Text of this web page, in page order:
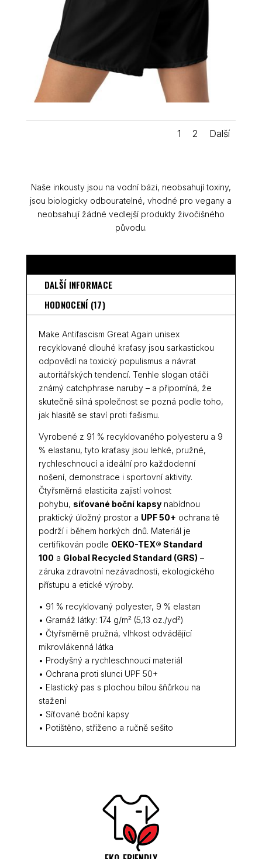
1 2 Další
Naše inkousty jsou na vodní bázi, neobsahují toxiny,
jsou biologicky odbouratelné, vhodné pro vegany a
neobsahují žádné vedlejší produkty živočišného
původu.
DALŠÍ INFORMACE
HODNOCENÍ (17)
Make Antifascism Great Again unisex
recyklované dlouhé kraťasy jsou sarkastickou
odpovědí na toxický populismus a návrat
autoritářských tendencí. Tenhle slogan otáčí
známý catchphrase naruby – a připomíná, že
skutečně silná společnost se pozná podle toho,
jak hlasitě se staví proti fašismu.
Vyrobené z 91 % recyklovaného polyesteru a 9
% elastanu, tyto kraťasy jsou lehké, pružné,
rychleschnoucí a ideální pro každodenní
nošení, demonstrace i sportovní aktivity.
Čtyřsměrná elasticita zajistí volnost
pohybu, síťované boční kapsynabídnou
praktický úložný prostor a UPF 50+ ochrana tě
podrží i během horkých dnů. Materiál je
certifikován podle OEKO-TEX® Standard
100 a Global Recycled Standard (GRS) –
záruka zdravotní nezávadnosti, ekologického
přístupu a etické výroby.
• 91 % recyklovaný polyester, 9 % elastan
• Gramáž látky: 174 g/m² (5,13 oz./yd²)
• Čtyřsměrně pružná, vlhkost odvádějící
mikrovlákenná látka
• Prodyšný a rychleschnoucí materiál
• Ochrana proti slunci UPF 50+
• Elastický pas s plochou bílou šňůrkou na
stažení
• Síťované boční kapsy
• Potištěno, střiženo a ručně sešito